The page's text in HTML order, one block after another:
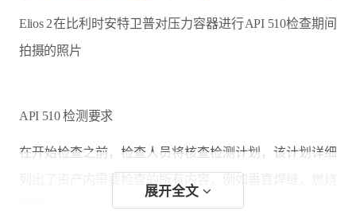
Elios 2在比利时安特卫普对压力容器进行API 510检查期间
拍摄的照片
API 510 检测要求
在开始检查之前，检查人员将核查检测计划，该计划详细
展开全文